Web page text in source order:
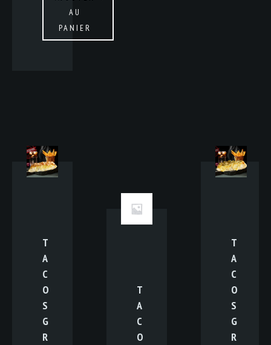
AU
PANIER
T
A
C
O
S
G
R
T
A
C
O
S
G
R
T
A
C
O